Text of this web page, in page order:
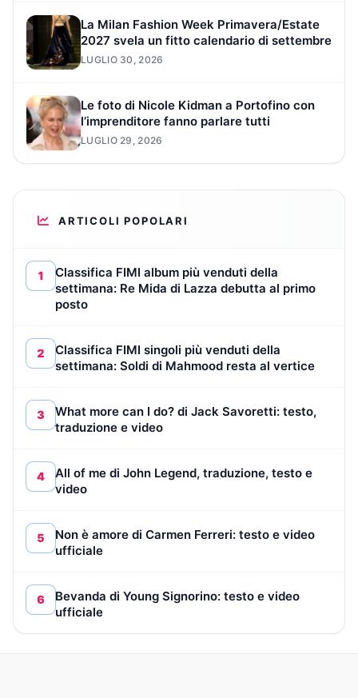
La Milan Fashion Week Primavera/Estate
2027 svela un fitto calendario di settembre
LUGLIO 30, 2026
Le foto di Nicole Kidman a Portofino con
l’imprenditore fanno parlare tutti
LUGLIO 29, 2026
ARTICOLI POPOLARI
1
Classifica FIMI album più venduti della
settimana: Re Mida di Lazza debutta al primo
posto
2
Classifica FIMI singoli più venduti della
settimana: Soldi di Mahmood resta al vertice
3
What more can I do? di Jack Savoretti: testo,
traduzione e video
4
All of me di John Legend, traduzione, testo e
video
5
Non è amore di Carmen Ferreri: testo e video
ufficiale
6
Bevanda di Young Signorino: testo e video
ufficiale